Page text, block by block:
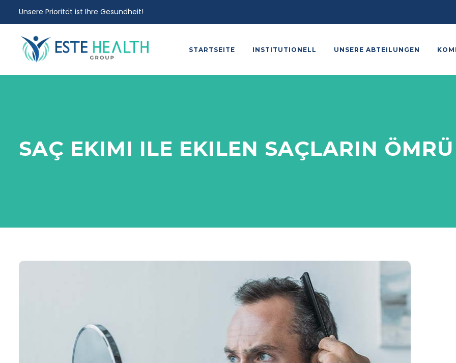
Unsere Priorität ist Ihre Gesundheit!
STARTSEITE INSTITUTIONELL UNSERE ABTEILUNGEN
SAÇ EKIMI ILE EKILEN SAÇLARIN